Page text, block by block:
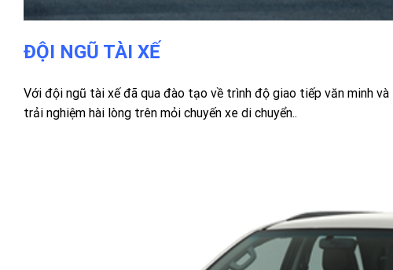
ĐỘI NGŨ TÀI XẾ
Với đội ngũ tài xế đã qua đào tạo về trình độ giao tiếp văn minh
trải nghiệm hài lòng trên mỏi chuyến xe di chuyển..